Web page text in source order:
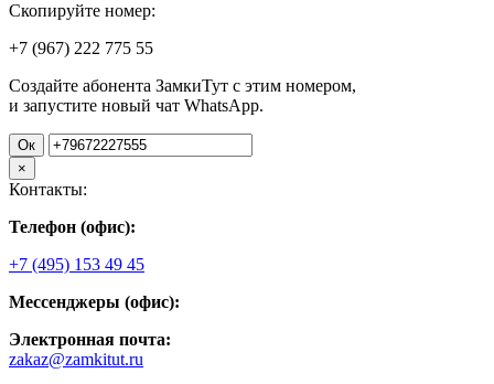
Скопируйте номер:
+7 (967) 222 775 55
Создайте абонента ЗамкиТут с этим номером,
и запустите новый чат WhatsApp.
Ок
×
Контакты:
Телефон (офис):
+7 (495) 153 49 45
Мессенджеры (офис):
Электронная почта:
zakaz@zamkitut.ru